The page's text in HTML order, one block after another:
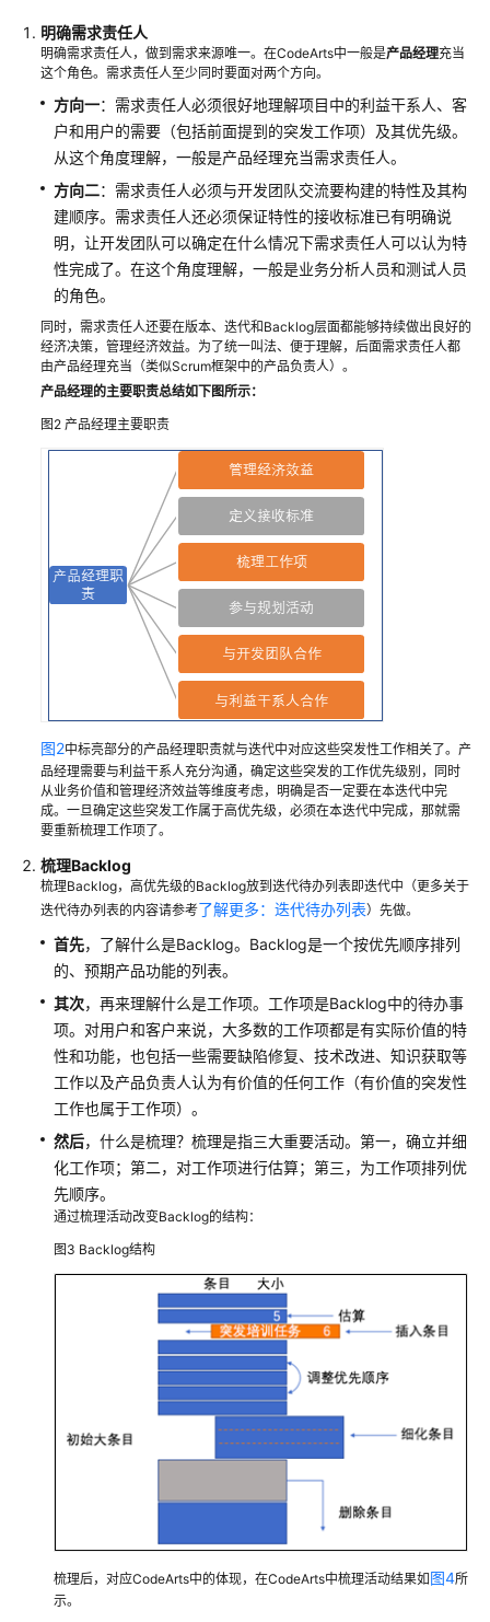
如
何
解
决
开
团
队
中
的
任
人
领
取
问
顾
附
录
使
IPD
系
设
备
类
项
目
管
理
智
能
手
表
研
统
设
备
明确需求责任人
明确需求责任人，做到需求来源唯一。在CodeArts中一般是产品经理充当
这个角色。需求责任人至少同时要面对两个方向。
方向一：需求责任人必须很好地理解项目中的利益干系人、客
户和用户的需要（包括前面提到的突发工作项）及其优先级。
从这个角度理解，一般是产品经理充当需求责任人。
方向二：需求责任人必须与开发团队交流要构建的特性及其构
建顺序。需求责任人还必须保证特性的接收标准已有明确说
明，让开发团队可以确定在什么情况下需求责任人可以认为特
性完成了。在这个角度理解，一般是业务分析人员和测试人员
的角色。
同时，需求责任人还要在版本、迭代和Backlog层面都能够持续做出良好的
经济决策，管理经济效益。为了统一叫法、便于理解，后面需求责任人都
由产品经理充当（类似Scrum框架中的产品负责人）。
产品经理的主要职责总结如下图所示：
图2 产品经理主要职责
图2中标亮部分的产品经理职责就与迭代中对应这些突发性工作相关了。产
品经理需要与利益干系人充分沟通，确定这些突发的工作优先级别，同时
从业务价值和管理经济效益等维度考虑，明确是否一定要在本迭代中完
成。一旦确定这些突发工作属于高优先级，必须在本迭代中完成，那就需
要重新梳理工作项了。
梳理Backlog
梳理Backlog，高优先级的Backlog放到迭代待办列表即迭代中（更多关于
迭代待办列表的内容请参考了解更多：迭代待办列表）先做。
首先，了解什么是Backlog。Backlog是一个按优先顺序排列
的、预期产品功能的列表。
其次，再来理解什么是工作项。工作项是Backlog中的待办事
项。对用户和客户来说，大多数的工作项都是有实际价值的特
性和功能，也包括一些需要缺陷修复、技术改进、知识获取等
工作以及产品负责人认为有价值的任何工作（有价值的突发性
工作也属于工作项）。
然后，什么是梳理？梳理是指三大重要活动。第一，确立并细
化工作项；第二，对工作项进行估算；第三，为工作项排列优
先顺序。
通过梳理活动改变Backlog的结构：
图3 Backlog结构
梳理后，对应CodeArts中的体现，在CodeArts中梳理活动结果如 图4所
示。